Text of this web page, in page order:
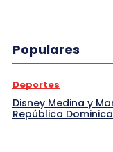
Populares
Deportes
Disney Medina y
República